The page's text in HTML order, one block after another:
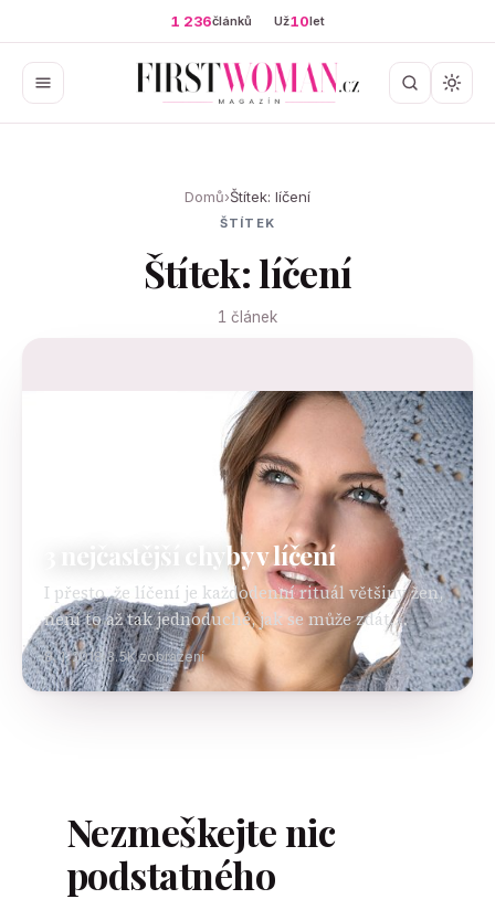
1 236článků Už10let
Domů›Štítek: líčení
ŠTÍTEK
Štítek: líčení
1 článek
3 nejčastější chyby v líčení
I přesto, že líčení je každodenní rituál většiny žen,
není to až tak jednoduché, jak se může zdát.
Všechny chceme díky líčidlům oklamat přírodu a
udělat se o něco krásnější.…
8. 1. 2018 3.5K zobrazení
Nezmeškejte nic
podstatného